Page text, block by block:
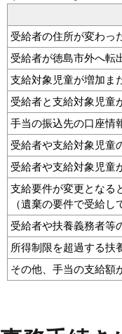
受給者の住所が変わっ
受給者が徳島市外へ転
支給対象児童が増加ま
受給者と支給対象児童
手当の振込先の口座情
受給者や支給対象児童
受給者や支給対象児童
支給要件が変更となる
（遺棄の要件で受給し
受給者や扶養義務者等
所得制限を超過する扶
その他、手当の支給額